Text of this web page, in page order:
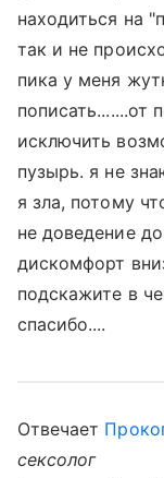
находиться на
так и не
пика у меня
пописать.......от
исключить
пузырь. я не
я зла, потому
не доведение
дискомфорт
подскажите в
спасибо....
Отвечает
сексолог